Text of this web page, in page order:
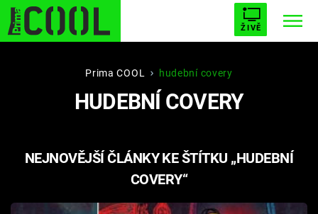
ŽIVĚ
STARHOUSE BUFFY, PŘEMOŽITELKA UPÍRŮ
PLNEJ KOTEL AVENGERS 5
Prima COOL hudební covery
HUDEBNÍ COVERY
NEJNOVĚJŠÍ ČLÁNKY KE ŠTÍTKU „HUDEBNÍ
COVERY“